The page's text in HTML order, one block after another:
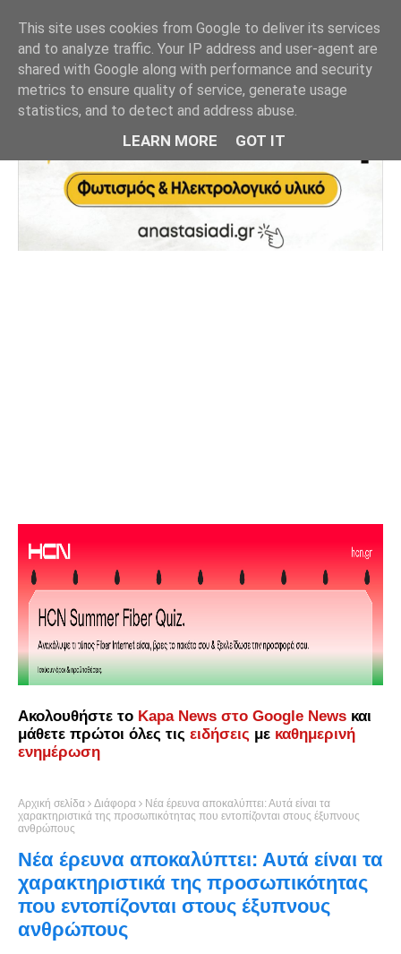
Ακολουθήστε το Kapa News στο Google News και
μάθετε πρώτοι όλες τις ειδήσεις με καθημερινή
ενημέρωση
Αρχική σελίδα Διάφορα
Νέα έρευνα αποκαλύπτει: Αυτά είναι τα
χαρακτηριστικά της προσωπικότητας που εντοπίζονται στους έξυπνους
ανθρώπους
Νέα έρευνα αποκαλύπτει: Αυτά είναι τα
χαρακτηριστικά της προσωπικότητας
που εντοπίζονται στους έξυπνους
ανθρώπους
This site uses cookies from Google to deliver its services
and to analyze traffic. Your IP address and user-agent are
shared with Google along with performance and security
metrics to ensure quality of service, generate usage
statistics, and to detect and address abuse.
LEARN MORE GOT IT